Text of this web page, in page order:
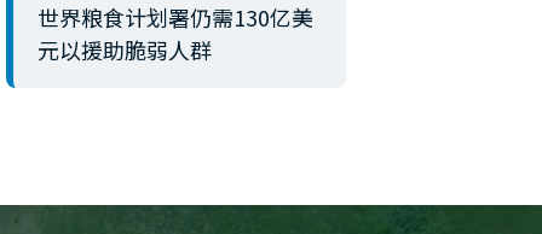
世界粮食计划署仍需130亿美
元以援助脆弱人群